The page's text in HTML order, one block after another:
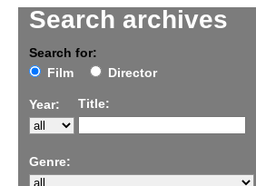
Search archives
Search for:
Film
Director
Year: Title:
Genre: